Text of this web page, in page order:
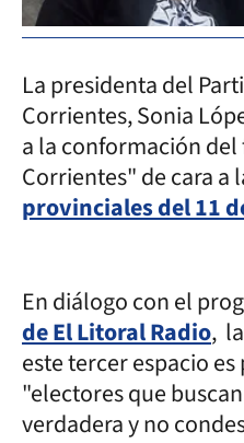
La presidenta del
Corrientes, Sonia
a la conformación
Corrientes" de cara a
provinciales del 11
En diálogo con el
de El Litoral Radio,
este tercer espacio
"electores que
verdadera y no